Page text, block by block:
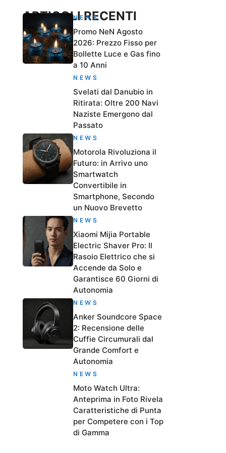
ARTICOLI RECENTI
NEWS
Promo NeN Agosto
2026: Prezzo Fisso per
Bollette Luce e Gas fino
a 10 Anni
NEWS
Svelati dal Danubio in
Ritirata: Oltre 200 Navi
Naziste Emergono dal
Passato
NEWS
Motorola Rivoluziona il
Futuro: in Arrivo uno
Smartwatch
Convertibile in
Smartphone, Secondo
un Nuovo Brevetto
NEWS
Xiaomi Mijia Portable
Electric Shaver Pro: Il
Rasoio Elettrico che si
Accende da Solo e
Garantisce 60 Giorni di
Autonomia
NEWS
Anker Soundcore Space
2: Recensione delle
Cuffie Circumurali dal
Grande Comfort e
Autonomia
NEWS
Moto Watch Ultra:
Anteprima in Foto Rivela
Caratteristiche di Punta
per Competere con i Top
di Gamma